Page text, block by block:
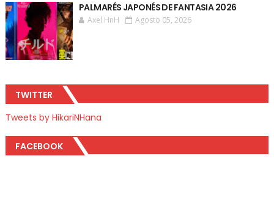
PALMARÉS JAPONÉS DE FANTASIA 2026
Axel HnH Agosto 05, 2026
TWITTER
Tweets by HikariNHana
FACEBOOK